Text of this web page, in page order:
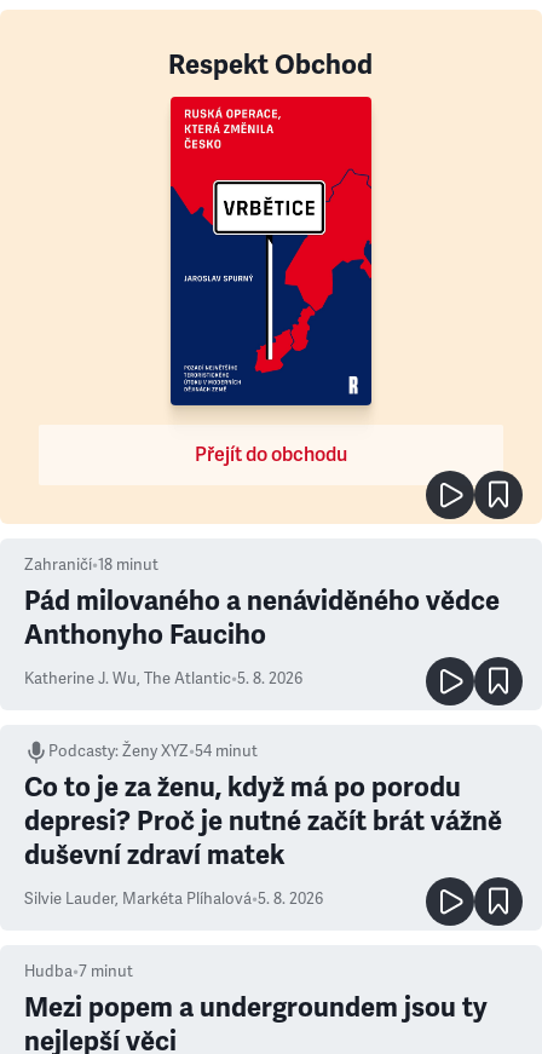
Respekt Obchod
Přejít do obchodu
Zahraničí•18 minut
Pád milovaného a nenáviděného vědce
Anthonyho Fauciho
Katherine J. Wu, The Atlantic•5. 8. 2026
Podcasty:Ženy XYZ•54 minut
Co to je za ženu, když má po porodu
depresi? Proč je nutné začít brát vážně
duševní zdraví matek
Silvie Lauder, Markéta Plíhalová•5. 8. 2026
Hudba•7 minut
Mezi popem a undergroundem jsou ty
nejlepší věci